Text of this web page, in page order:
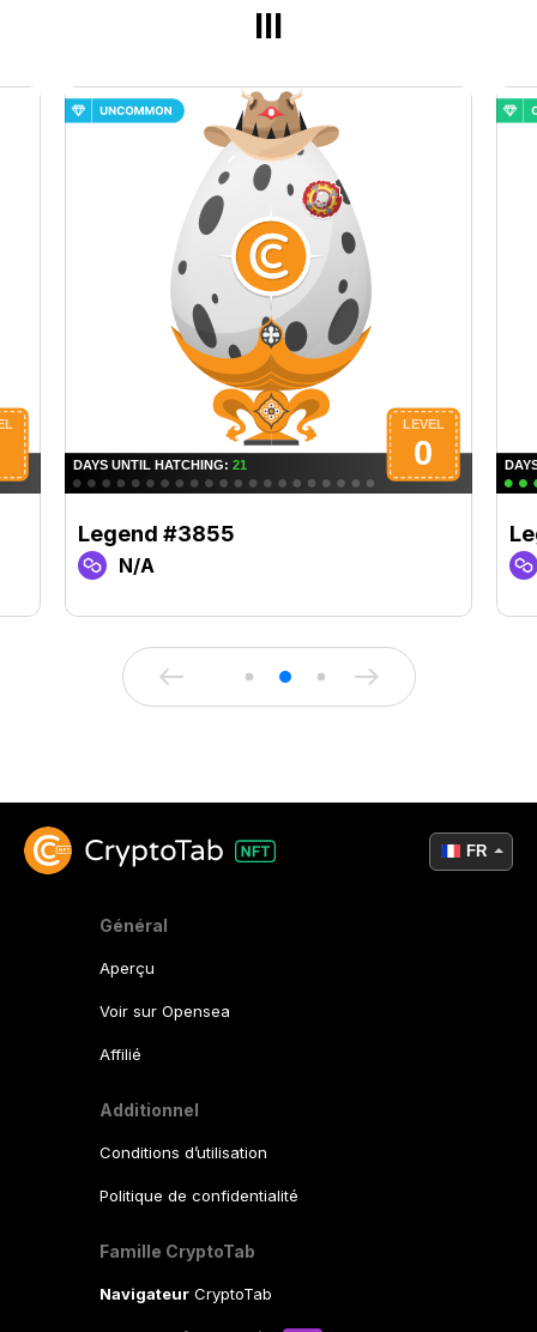
III
Legend #3855
N/A
Général
Aperçu
Voir sur Opensea
Affilié
Additionnel
Conditions d’utilisation
Politique de confidentialité
Famille CryptoTab
Navigateur CryptoTab
FR